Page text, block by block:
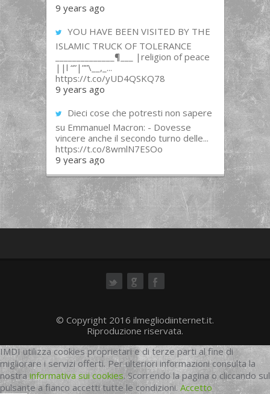
9 years ago
YOU HAVE BEEN VISITED BY THE
ISLAMIC TRUCK OF TOLERANCE
______________¶___ |religion of peace
||l “”|””\__,_...
https://t.co/yUD4QSKQ78
9 years ago
Dieci cose che potresti non sapere
su Emmanuel Macron: - Dovesse
vincere anche il secondo turno delle...
https://t.co/8wmlN7ESOo
9 years ago
© Copyright 2016 ilmegliodiinternet.it.
Riproduzione riservata.
IMDI utilizza cookies proprietari e di terze parti al fine di
migliorare i servizi offerti. Per ulteriori informazioni consulta la
nostrainformativa sui cookies. Scorrendo la pagina o cliccando sul
pulsante a fianco accetti tutte le condizioni. Accetto